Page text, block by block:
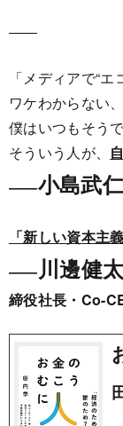
――
「メディアで“
ワケわからない
僕はいつもそうで
そういう人が、
――小島武仁
「新しい資本主義
―― 川邊健
締役社長・Co-